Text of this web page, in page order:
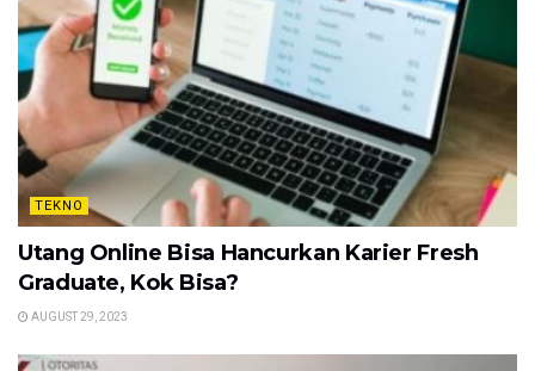
TEKNO
Utang Online Bisa Hancurkan Karier Fresh
Graduate, Kok Bisa?
AUGUST 29, 2023